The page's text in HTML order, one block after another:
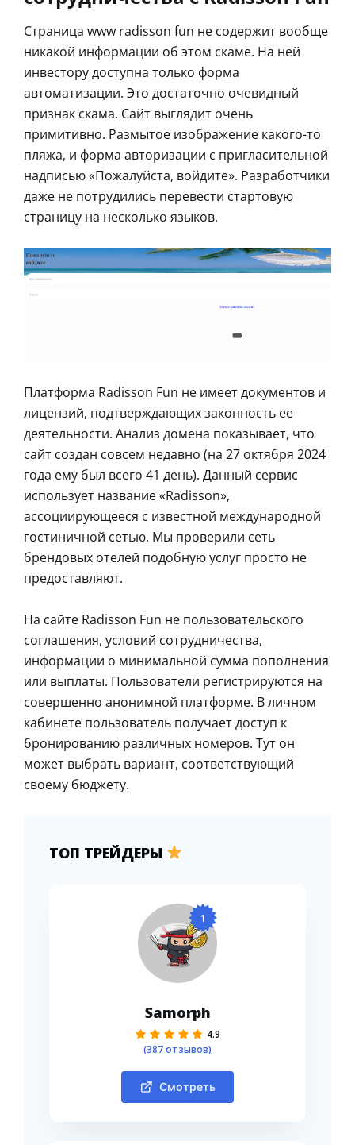
Страница www radisson fun не содержит вообще
никакой информации об этом скаме. На ней
инвестору доступна только форма
автоматизации. Это достаточно очевидный
признак скама. Сайт выглядит очень
примитивно. Размытое изображение какого-то
пляжа, и форма авторизации с пригласительной
надписью «Пожалуйста, войдите». Разработчики
даже не потрудились перевести стартовую
страницу на несколько языков.
Платформа Radisson Fun не имеет документов и
лицензий, подтверждающих законность ее
деятельности. Анализ домена показывает, что
сайт создан совсем недавно (на 27 октября 2024
года ему был всего 41 день). Данный сервис
использует название «Radisson»,
ассоциирующееся с известной международной
гостиничной сетью. Мы проверили сеть
брендовых отелей подобную услуг просто не
предоставляют.
На сайте Radisson Fun не пользовательского
соглашения, условий сотрудничества,
информации о минимальной сумма пополнения
или выплаты. Пользователи регистрируются на
совершенно анонимной платформе. В личном
кабинете пользователь получает доступ к
бронированию различных номеров. Тут он
может выбрать вариант, соответствующий
своему бюджету.
ТОП ТРЕЙДЕРЫ
1
Samorph
4.9
(387 отзывов)
Смотреть